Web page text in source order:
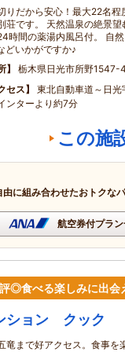
りだから安心！最大22名
荘です。 天然温泉の絶景
時間の薬湯内風呂付。 自
どいかがですか♪
栃木県日光市所野1547-
セス
東北自動車道～日
ンターより約7分
この施
に組み合わせたおトクな
航空券付プラ
◎食べる楽しみに出会
ション クック
竜まで好アクセス。食事を